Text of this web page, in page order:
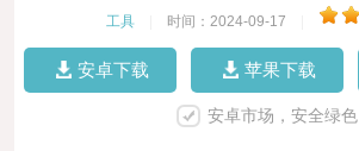
工具 时间：2024-09-17
安卓下载 苹果下载
安卓市场，安全绿色